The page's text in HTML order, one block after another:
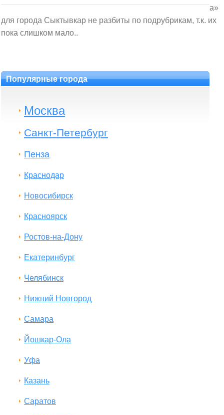
а»
для города Сыктывкар не разбиты по подрубрикам, т.к. их
пока слишком мало..
Популярные города
Москва
Санкт-Петербург
Пенза
Краснодар
Новосибирск
Красноярск
Ростов-на-Дону
Екатеринбург
Челябинск
Нижний Новгород
Самара
Йошкар-Ола
Уфа
Казань
Саратов